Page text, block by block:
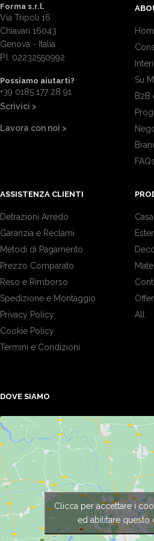
Forma s.r.l.
Via Tripoli 16
Chiavari 16043
Genova - Italia
P.I. 02232550992
Possiamo aiutarti?
+39 0185 177 28 91
Scrivici >
Lavora con noi >
Su
B2B
FAQs
ASSISTENZA CLIENTI
Detrazioni Arredo
Garanzia e Reclami
Metodi di Pagamento
Prezzo Comparato
Reso e Rimborso
Spedizione e Montaggio
Privacy Policy
Cookie Policy
Termini e Condizioni
Casa
All
DOVE SIAMO
Clicca per accettare i
ed abilitare questo